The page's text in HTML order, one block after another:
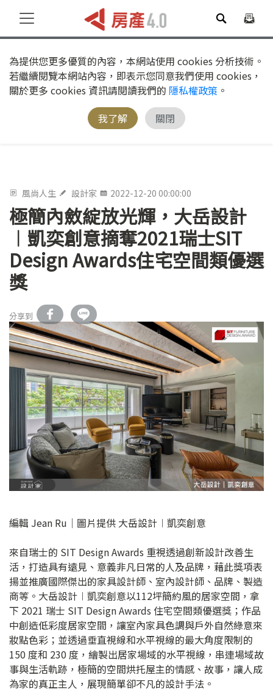
為提供您更多優質的內容，本網站使用 cookies 分析技術。
若繼續閱覽本網站內容，即表示您同意我們使用 cookies，
關於更多 cookies 資訊請閱讀我們的 隱私權政策 。
我了解
關閉
風尚人生 設計家 2022-12-20 00:00:00
極簡內斂綻放光輝，大岳設計
︱凱奕創意摘奪2021瑞士SIT
Design Awards住宅空間類優選
獎
分享到
編輯 Jean Ru│圖片提供 大岳設計︱凱奕創意
來自瑞士的 SIT Design Awards 重視透過創新設計改善生
活，打造具有遠見、意義非凡日常的人及品牌，藉此獎項表
揚並推廣國際傑出的家具設計師、室內設計師、品牌、製造
商等。大岳設計︱凱奕創意以112坪簡約風的居家空間，拿
下 2021 瑞士 SIT Design Awards 住宅空間類優選獎；作品
中創造低彩度居家空間，讓室內家具色調與戶外自然綠意來
妝點色彩；並透過垂直視線和水平視線的最大角度限制的
150 度和 230 度，繪製出居家場域的水平視線，串連場域故
事與生活軌跡，極簡的空間烘托屋主的情感、故事，讓人成
為家的真正主人，展現簡單卻不凡的設計手法。